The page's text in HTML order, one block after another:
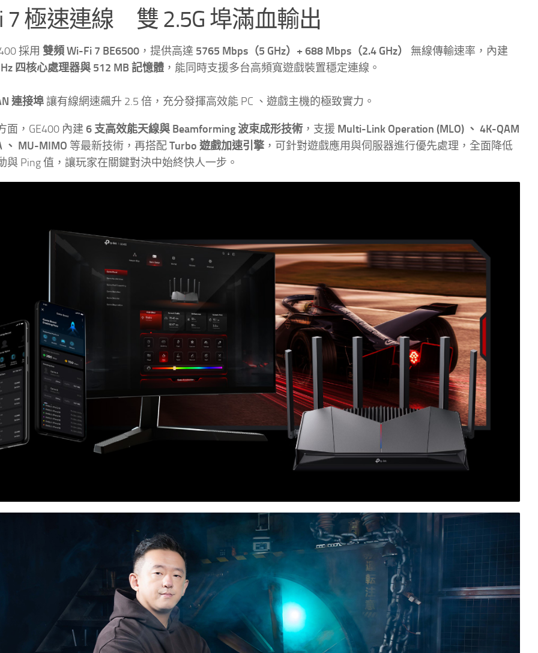
7 極速連線 雙 2.5G 埠滿血輸出
採用 雙頻 Wi-Fi 7 BE6500 ，提供高達 5765 Mbps（5 GHz）+ 688 Mbps（2.4 GHz）
無線傳輸速率，內建
四核心處理器與 512 MB 記憶體 ，能同時支援多台高頻寬遊戲裝置穩定連線。
連接埠讓有線網速飆升 2.5 倍，充分發揮高效能 PC 、遊戲主機的極致實力。
面，GE400 內建 6 支高效能天線與 Beamforming 波束成形技術 ，支援 Multi-Link Operation (MLO) 、 4K-QAM
、 MU-MIMO 等最新技術，再搭配Turbo 遊戲加速引擎 ，可針對遊戲應用與伺服器進行優先處理，全面降低
與 Ping 值，讓玩家在關鍵對決中始終快人一步。